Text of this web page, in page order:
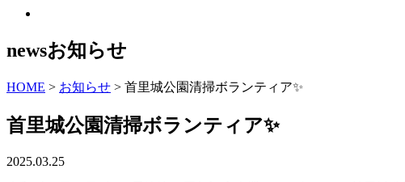
newsお知らせ
HOME > お知らせ > 首里城公園清掃ボランティア✨
首里城公園清掃ボランティア✨
2025.03.25